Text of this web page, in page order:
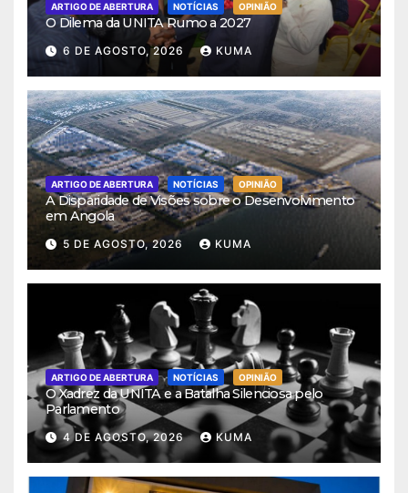
ARTIGO DE ABERTURA NOTÍCIAS OPINIÃO
O Dilema da UNITA Rumo a 2027
6 DE AGOSTO, 2026 KUMA
ARTIGO DE ABERTURA NOTÍCIAS OPINIÃO
A Disparidade de Visões sobre o Desenvolvimento
em Angola
5 DE AGOSTO, 2026 KUMA
ARTIGO DE ABERTURA NOTÍCIAS OPINIÃO
O Xadrez da UNITA e a Batalha Silenciosa pelo
Parlamento
4 DE AGOSTO, 2026 KUMA